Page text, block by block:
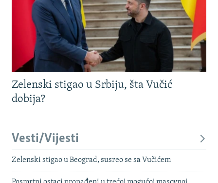
Zelenski stigao u Srbiju, šta Vučić
dobija?
Vesti/Vijesti
Zelenski stigao u Beograd, susreo se sa Vučićem